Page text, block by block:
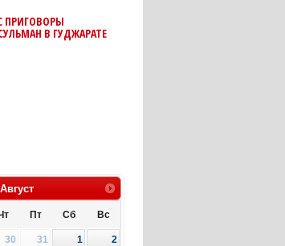
ПРИГОВОРЫ
В ГУДЖАРАТЕ
Август
Пт Сб Вс
30 31 1
2